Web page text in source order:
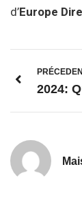
d’Europe